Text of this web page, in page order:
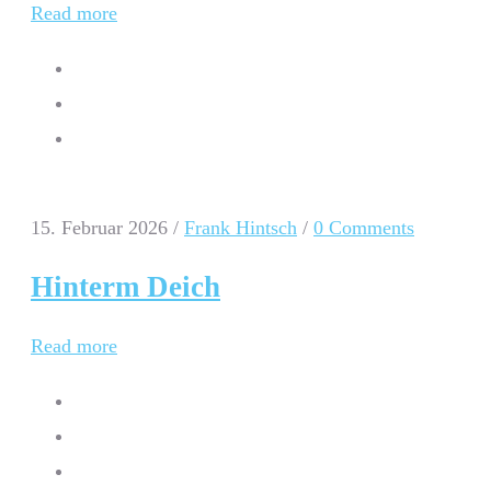
Read more
15. Februar 2026 / Frank Hintsch / 0 Comments
Hinterm Deich
Read more